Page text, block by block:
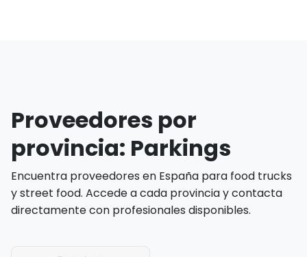
Proveedores por
provincia: Parkings
Encuentra proveedores en España para food trucks
y street food. Accede a cada provincia y contacta
directamente con profesionales disponibles.